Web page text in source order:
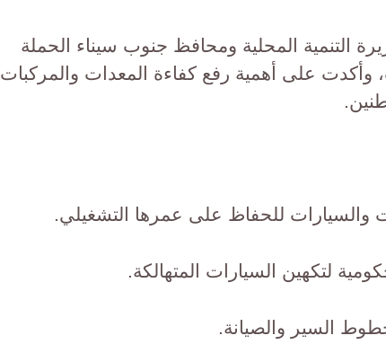
التنمية المحلية ومحافظ جنوب سيناء الحملة
وأكدت على أهمية رفع كفاءة المعدات والمركبات
والسيارات للحفاظ على عمرها التشغيلي.
لتكهين السيارات المتهالكة.
السير والصيانة.